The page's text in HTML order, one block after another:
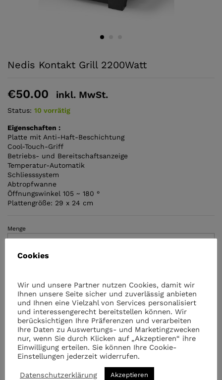
Nedis Kontakt Grill 2200Watt
€50.00 inkl. MwSt.
Status: 10 vorrätig
Eigenschaften :
Platte mit Anti-Haft-Beschichtung
Cool-Touch-Griff
Betriebs- und Bereitschaftsanzeige
Temperatur-Automatik
Schliesssystem
Abtropfwanne
Öffnungswinkel 105 ~ 180 °
Plattengröße: 29 x 24 cm
Nedis
Grill
Menge
Kategorien:Haushalt & Outdoor,Haushaltsgeräte
Ähnliche Artikel
Cookies
Wir und unsere Partner nutzen Cookies, damit wir
Ihnen unsere Seite sicher und zuverlässig anbieten
und Ihnen eine Vielzahl von Services personalisiert
und interessengerecht bereitstellen können. Wir
berücksichtigen Ihre Präferenzen und verarbeiten
Ihre Daten zu Auswertungs- und Marketingzwecken
nur, wenn Sie durch Klicken auf „Akzeptieren“ ihre
Einwilligung erteilen. Sie können Ihre Cookie-
Einstellungen jederzeit widerrufen.
Datenschutzerklärung Akzeptieren